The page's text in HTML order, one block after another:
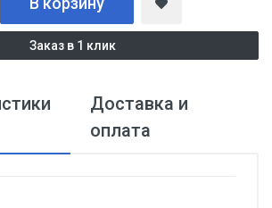
Заказ в 1 клик
Доставка и
оплата